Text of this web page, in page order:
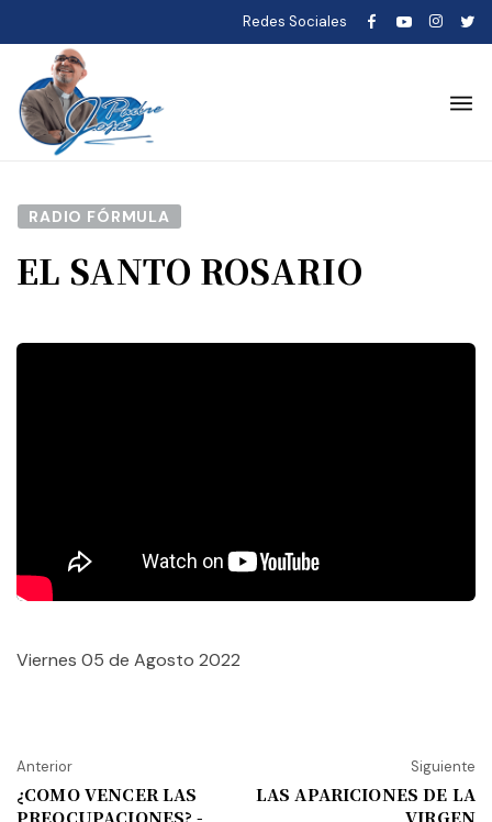
Redes Sociales
RADIO FÓRMULA
EL SANTO ROSARIO
Viernes 05 de Agosto 2022
Anterior
¿COMO VENCER LAS
PREOCUPACIONES? -
Siguiente
LAS APARICIONES DE LA
VIRGEN